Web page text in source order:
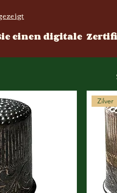
einen digitale
Zilver